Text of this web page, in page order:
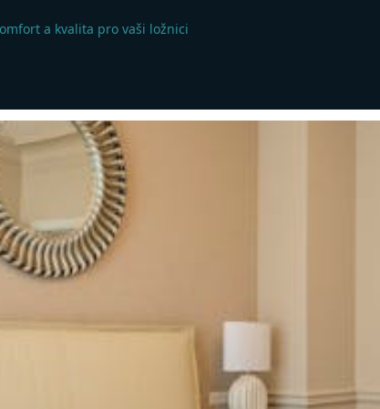
a kvalita pro vaši ložnici